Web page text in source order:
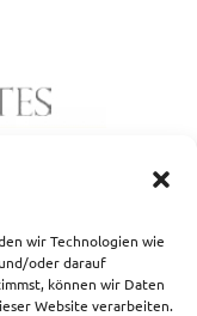
wir Technologien wie
oder darauf
können wir Daten
Website verarbeiten.